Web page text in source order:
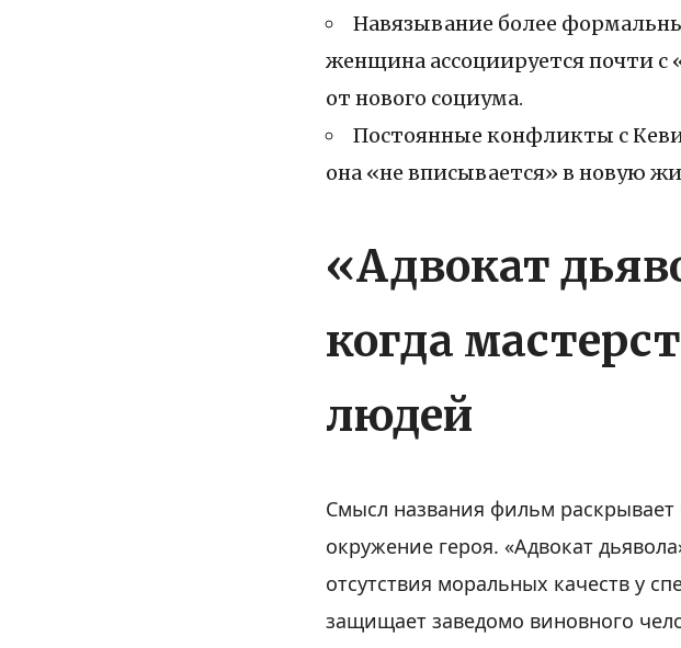
Навязывание более
женщина ассоциируется почти с
от нового социума.
Постоянные конфликты с
она «не вписывается» в новую
«Адвокат
когда
людей
Смысл названия фильм
окружение героя. «Адвокат
отсутствия моральных качеств у
защищает заведомо виновного